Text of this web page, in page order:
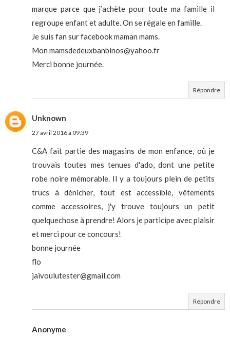
marque parce que j’achète pour toute ma famille il
regroupe enfant et adulte. On se régale en famille.
Je suis fan sur facebook maman mams.
Mon mamsdedeuxbanbinos@yahoo.fr
Merci bonne journée.
Répondre
Unknown
27 avril 2016 à 09:39
C&A fait partie des magasins de mon enfance, où je
trouvais toutes mes tenues d'ado, dont une petite
robe noire mémorable. Il y a toujours plein de petits
trucs à dénicher, tout est accessible, vêtements
comme accessoires, j'y trouve toujours un petit
quelquechose à prendre! Alors je participe avec plaisir
et merci pour ce concours!
bonne journée
flo
jaivoulutester@gmail.com
Répondre
Anonyme